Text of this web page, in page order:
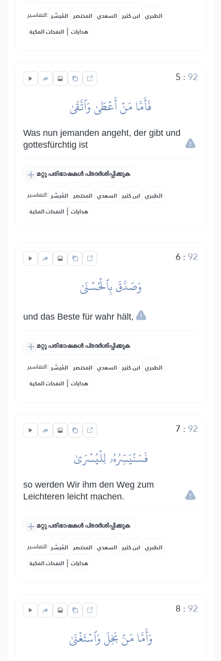
التفاسير: المُيسَّر المختصر السعدي ابن كثير الطبري
النفحات المكية | هدايات
5 :92
فَأَمَّا مَنۡ أَعۡطَىٰ وَٱتَّقَىٰ
Was nun jemanden angeht, der gibt und
gottesfürchtig ist
മറ്റു പരിഭാഷകൾ പ്രദർശിപ്പിക്കുക
التفاسير: المُيسَّر المختصر السعدي ابن كثير الطبري
النفحات المكية | هدايات
6:92
وَصَدَّقَ بِٱلۡحُسۡنَىٰ
und das Beste für wahr hält,
മറ്റു പരിഭാഷകൾ പ്രദർശിപ്പിക്കുക
التفاسير: المُيسَّر المختصر السعدي ابن كثير الطبري
النفحات المكية | هدايات
7 :92
فَسَنُيَسِّرُهُۥ لِلۡيُسۡرَىٰ
so werden Wir ihm den Weg zum
Leichteren leicht machen.
മറ്റു പരിഭാഷകൾ പ്രദർശിപ്പിക്കുക
التفاسير: المُيسَّر المختصر السعدي ابن كثير الطبري
النفحات المكية | هدايات
8 :92
وَأَمَّا مَنۢ بَخِلَ وَٱسۡتَغۡنَىٰ